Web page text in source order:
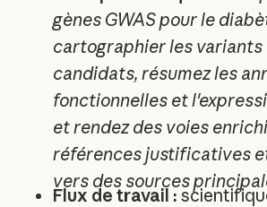
gènes GWAS pour le
cartographier les variants
candidats, résumez les
fonctionnelles et
et rendez des voies
références justificatives
vers des sources
Flux de travail :